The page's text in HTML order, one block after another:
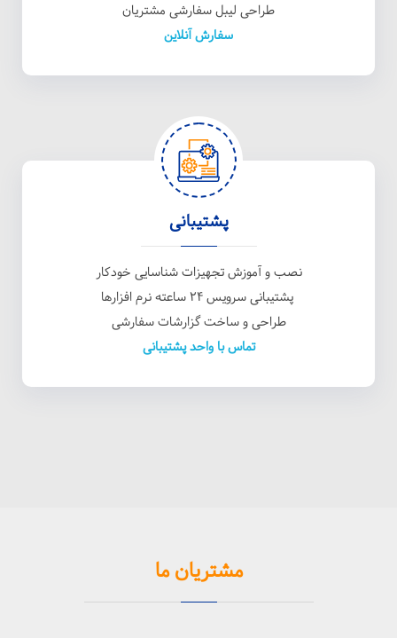
طراحی لیبل سفارشی مشتریان
سفارش آنلاین
پشتیبانی
نصب و آموزش تجهیزات شناسایی خودکار
پشتیبانی سرویس ۲۴ ساعته نرم افزارها
طراحی و ساخت گزارشات سفارشی
تماس با واحد پشتیبانی
مشتریان ما